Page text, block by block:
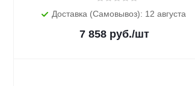
Доставка (Самовывоз): 12 августа
7 858руб./шт